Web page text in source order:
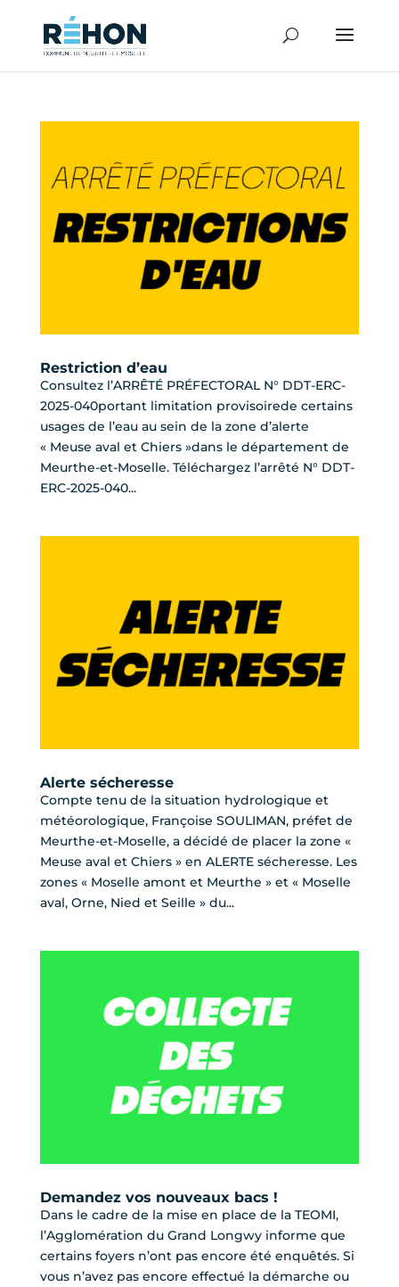
Restriction d’eau
Consultez l’ARRÊTÉ PRÉFECTORAL N° DDT-ERC-
2025-040portant limitation provisoirede certains
usages de l’eau au sein de la zone d’alerte
« Meuse aval et Chiers »dans le département de
Meurthe-et-Moselle. Téléchargez l’arrêté N° DDT-
ERC-2025-040...
Alerte sécheresse
Compte tenu de la situation hydrologique et
météorologique, Françoise SOULIMAN, préfet de
Meurthe-et-Moselle, a décidé de placer la zone «
Meuse aval et Chiers » en ALERTE sécheresse. Les
zones « Moselle amont et Meurthe » et « Moselle
aval, Orne, Nied et Seille » du...
Demandez vos nouveaux bacs !
Dans le cadre de la mise en place de la TEOMI,
l’Agglomération du Grand Longwy informe que
certains foyers n’ont pas encore été enquêtés. Si
vous n’avez pas encore effectué la démarche ou